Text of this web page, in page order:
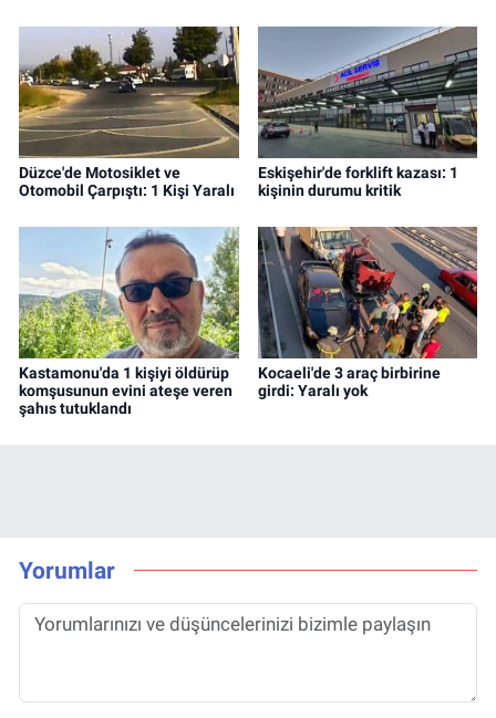
Düzce'de Motosiklet ve
Otomobil Çarpıştı: 1 Kişi Yaralı
Eskişehir'de forklift kazası: 1
kişinin durumu kritik
Kastamonu'da 1 kişiyi öldürüp
komşusunun evini ateşe veren
şahıs tutuklandı
Kocaeli'de 3 araç birbirine
girdi: Yaralı yok
Yorumlar